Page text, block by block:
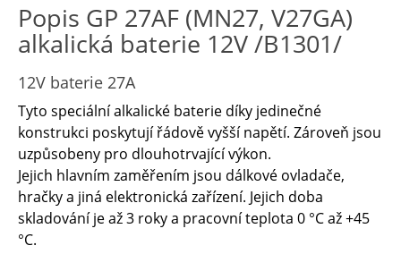
Popis GP 27AF (MN27, V27GA)
alkalická baterie 12V /B1301/
12V baterie 27A
Tyto speciální alkalické baterie díky jedinečné
konstrukci poskytují řádově vyšší napětí. Zároveň jsou
uzpůsobeny pro dlouhotrvající výkon.
Jejich hlavním zaměřením jsou dálkové ovladače,
hračky a jiná elektronická zařízení. Jejich doba
skladování je až 3 roky a pracovní teplota 0 °C až +45
°C.